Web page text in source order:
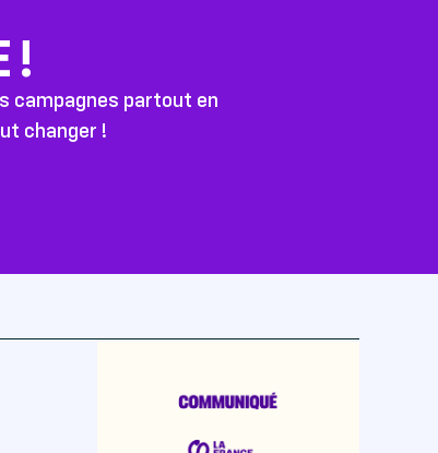
!
campagnes partout en
changer !